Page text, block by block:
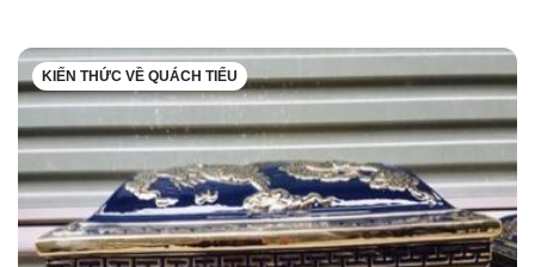
KIẾN THỨC VỀ QUÁCH TIỂU